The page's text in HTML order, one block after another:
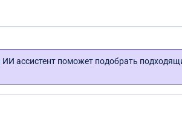
ассистент поможет подобрать